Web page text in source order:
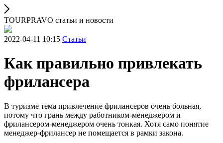
TOURPRAVO статьи и новости
2022-04-11 10:15 Статьи
Как правильно привлекать
фрилансера
В туризме тема привлечение фрилансеров очень больная,
потому что грань между работником-менеджером и
фрилансером-менеджером очень тонкая. Хотя само понятие
менеджер-фрилансер не помещается в рамки закона.